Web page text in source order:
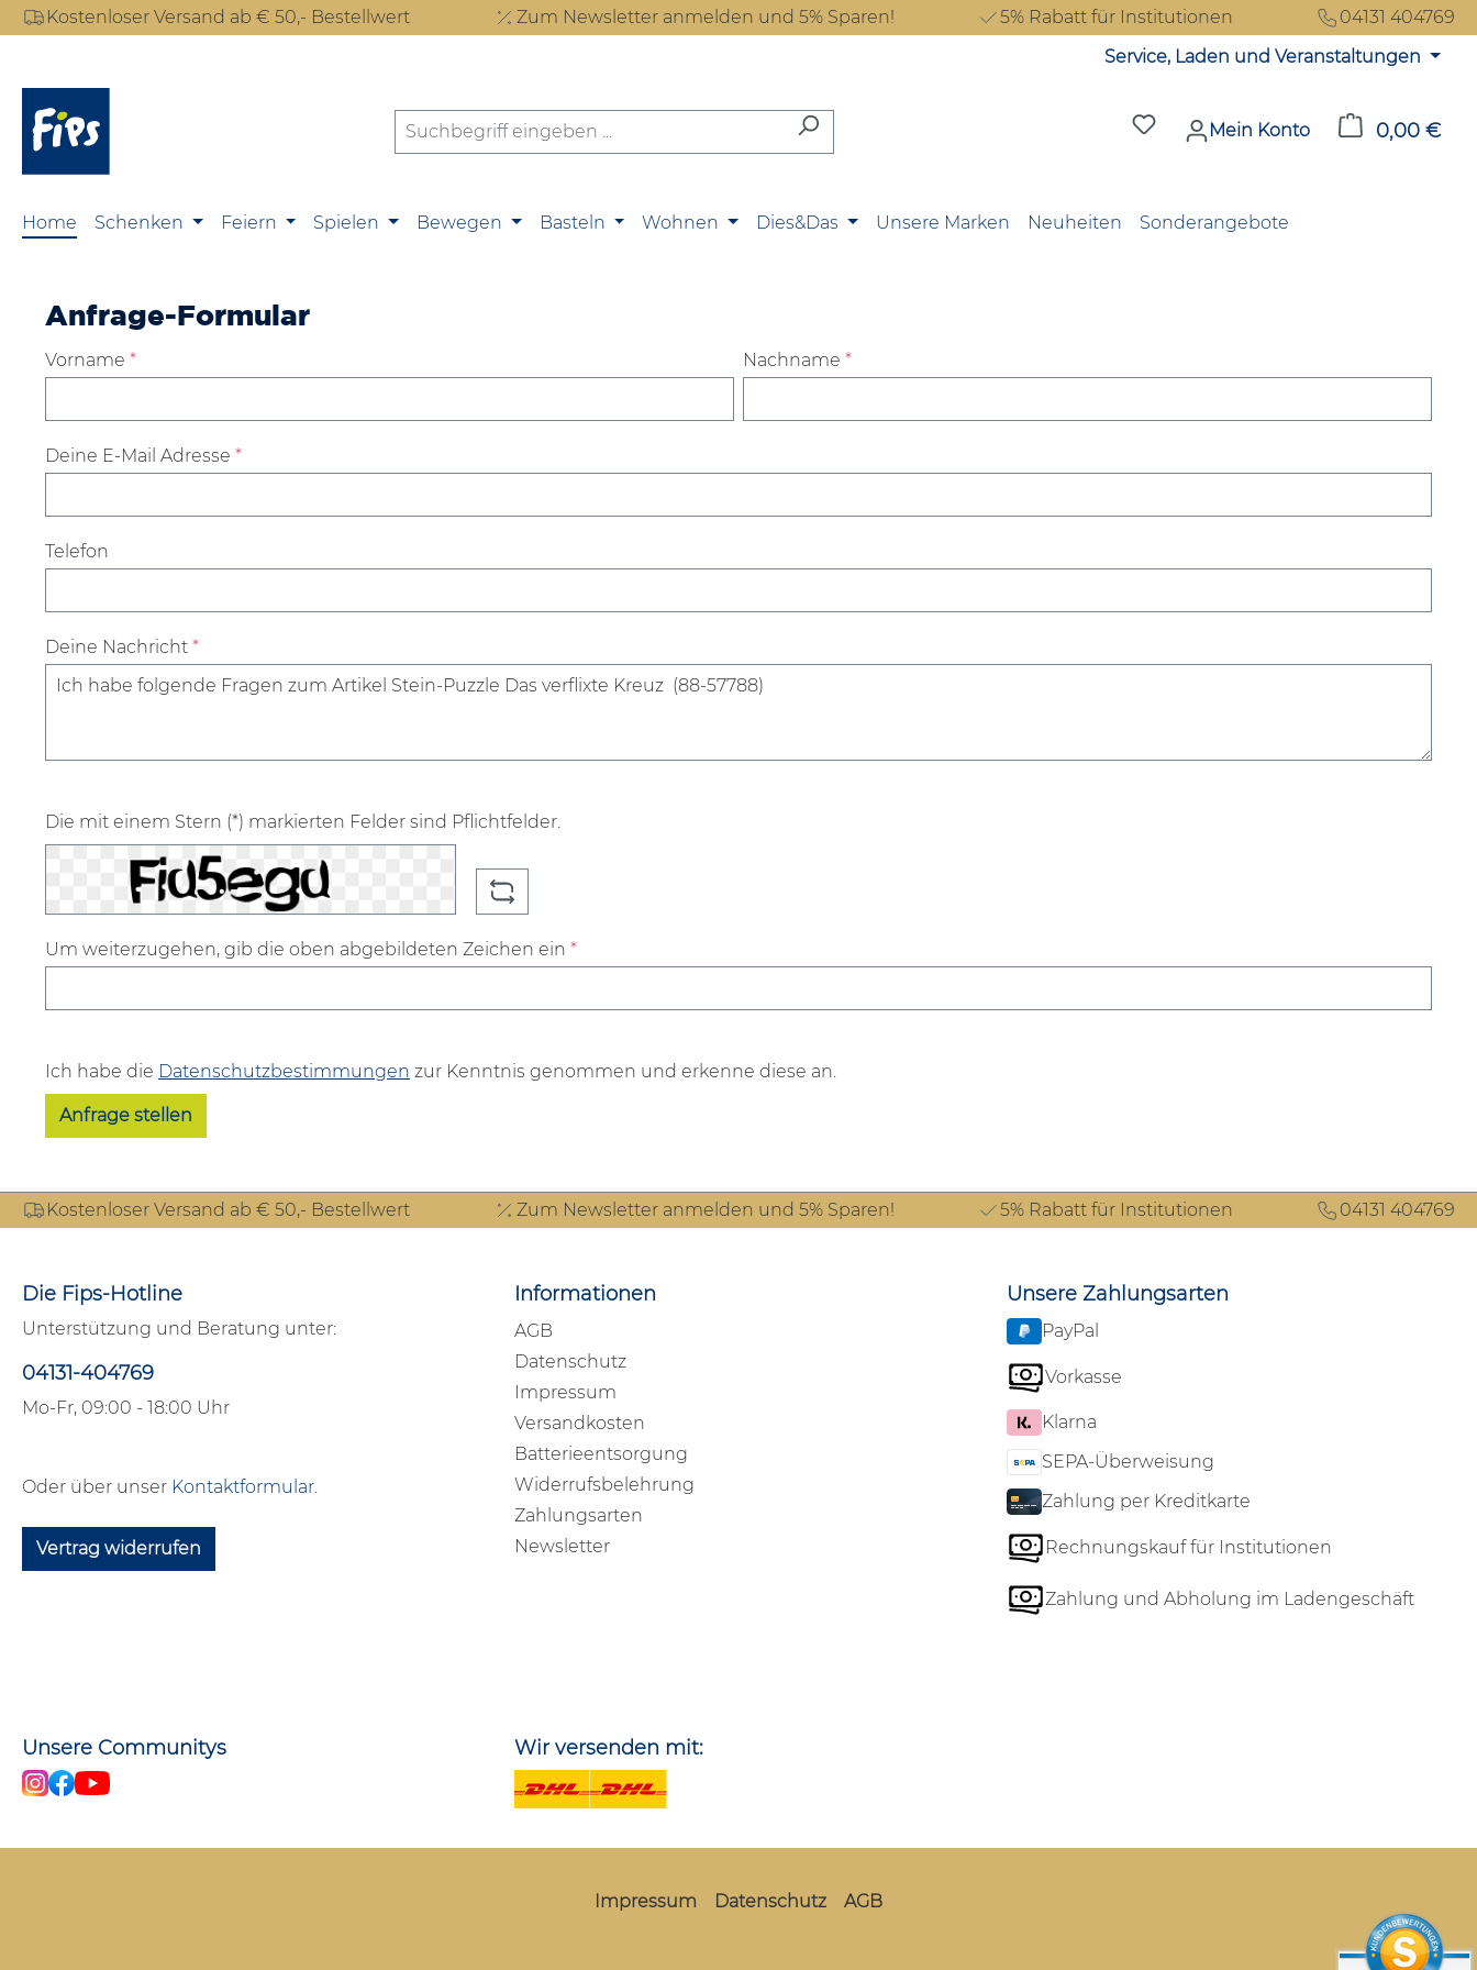
Hauptinhalt springen
Zur Suche springen
Zur Hauptnavigation springen
Kostenloser Versand ab € 50,- Bestellwert Zum Newsletter anmelden und 5% Sparen! 5% Rabatt für Institutionen
04131 404769
Service, Laden und Veranstaltungen
Du hast 0 Produkte auf dem
Mein Konto 0,00 €
Home Schenken Feiern Spielen Bewegen Basteln Wohnen Dies&Das Unsere Marken Neuheiten Sonderangebote
Anfrage-Formular
Vorname * Nachname *
Deine E-Mail Adresse *
Telefon
Deine Nachricht *
Die mit einem Stern (*) markierten Felder sind Pflichtfelder.
Um weiterzugehen, gib die oben abgebildeten Zeichen ein *
Ich habe die Datenschutzbestimmungen zur Kenntnis genommen und erkenne diese an.
Anfrage stellen
Kostenloser Versand ab € 50,- Bestellwert Zum Newsletter anmelden und 5% Sparen! 5% Rabatt für Institutionen 04131 404769
Die Fips-Hotline
Unterstützung und Beratung unter:
04131-404769
Mo-Fr, 09:00 - 18:00 Uhr
Oder über unser Kontaktformular.
Vertrag widerrufen
Informationen
AGB
Datenschutz
Impressum
Versandkosten
Batterieentsorgung
Widerrufsbelehrung
Zahlungsarten
Newsletter
Unsere Zahlungsarten
PayPal
Vorkasse
Klarna
SEPA-Überweisung
Zahlung per Kreditkarte
Rechnungskauf für Institutionen
Zahlung und Abholung im Ladengeschäft
Unsere Communitys Wir versenden mit:
Impressum Datenschutz AGB